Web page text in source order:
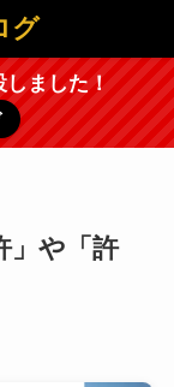
グ
しました！
」や「許